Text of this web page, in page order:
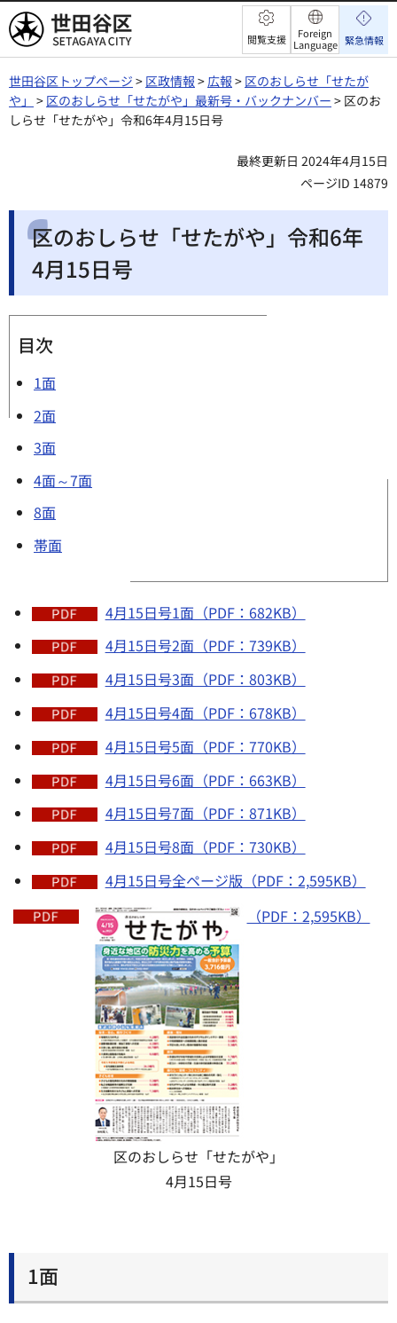
世田谷区 閲覧支援
Foreign
Language 緊急情報
世田谷区トップページ > 区政情報 >広報 > 区のおしらせ「せたが
や」 > 区のおしらせ「せたがや」最新号・バックナンバー > 区のお
しらせ「せたがや」令和6年4月15日号
最終更新日 2024年4月15日
ページID 14879
区のおしらせ「せたがや」令和6年
4月15日号
目次
1面
2面
3面
4面～7面
8面
帯面
4月15日号1面（PDF：682KB）
4月15日号2面（PDF：739KB）
4月15日号3面（PDF：803KB）
4月15日号4面（PDF：678KB）
4月15日号5面（PDF：770KB）
4月15日号6面（PDF：663KB）
4月15日号7面（PDF：871KB）
4月15日号8面（PDF：730KB）
4月15日号全ページ版（PDF：2,595KB）
（PDF：2,595KB）
区のおしらせ「せたがや」
4月15日号
1面